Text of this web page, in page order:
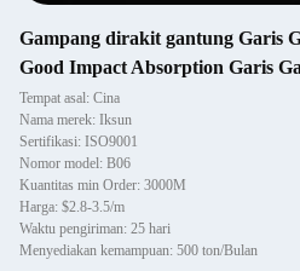
Gampang dirakit gantung Garis
Good Impact Absorption Garis
Tempat asal: Cina
Nama merek: Iksun
Sertifikasi: ISO9001
Nomor model: B06
Kuantitas min Order: 3000M
Harga: $2.8-3.5/m
Waktu pengiriman: 25 hari
Menyediakan kemampuan: 500 ton/Bulan